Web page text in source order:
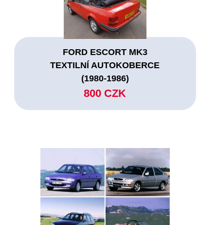
FORD ESCORT MK3
TEXTILNÍ AUTOKOBERCE
(1980-1986)
800 CZK